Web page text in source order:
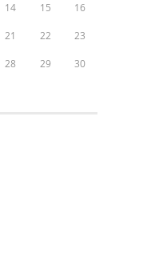
14 15 16
21 22 23
28 29 30